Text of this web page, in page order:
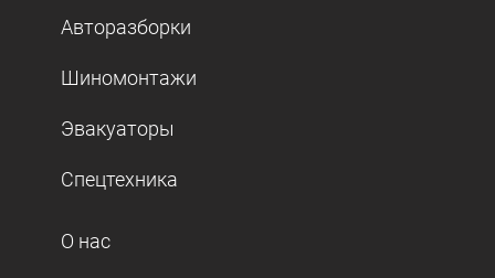
Авторазборки
Шиномонтажи
Эвакуаторы
Спецтехника
О нас